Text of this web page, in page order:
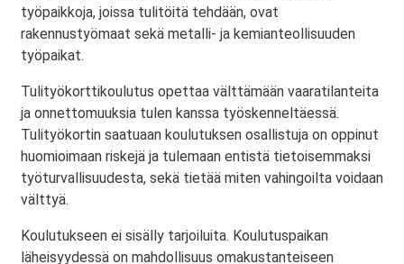
työpaikkoja, joissa tulitöitä tehdään, ovat
rakennustyömaat sekä metalli- ja kemianteollisuuden
työpaikat.
Tulityökorttikoulutus opettaa välttämään vaaratilanteita
ja onnettomuuksia tulen kanssa työskenneltäessä.
Tulityökortin saatuaan koulutuksen osallistuja on oppinut
huomioimaan riskejä ja tulemaan entistä tietoisemmaksi
työturvallisuudesta, sekä tietää miten vahingoilta voidaan
välttyä.
Koulutukseen ei sisälly tarjoiluita. Koulutuspaikan
läheisyydessä on mahdollisuus omakustanteiseen